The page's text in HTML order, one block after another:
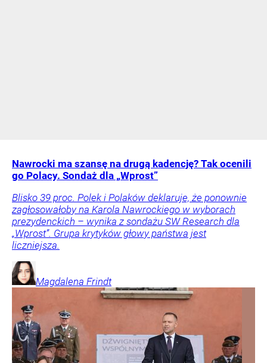
Nawrocki ma szansę na drugą kadencję? Tak ocenili
go Polacy. Sondaż dla „Wprost”
Blisko 39 proc. Polek i Polaków deklaruje, że ponownie
zagłosowałoby na Karola Nawrockiego w wyborach
prezydenckich – wynika z sondażu SW Research dla
„Wprost”. Grupa krytyków głowy państwa jest
liczniejsza.
Magdalena Frindt